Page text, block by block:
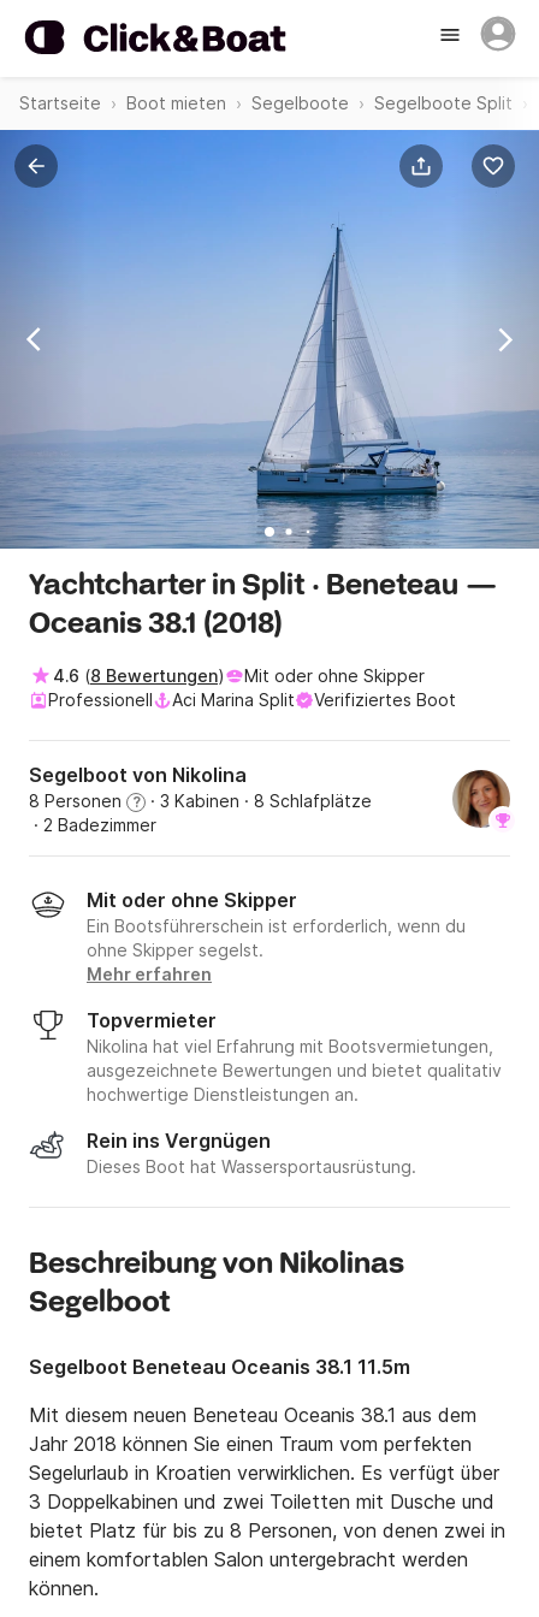
Startseite Boot mieten Segelboote Segelboote Split
Yachtcharter in Split · Beneteau —
Oceanis 38.1 (2018)
4.6 (8 Bewertungen)
Mit oder ohne Skipper
Professionell
Aci Marina Split Verifiziertes Boot
Segelboot von Nikolina
8 Personen ? · 3 Kabinen · 8 Schlafplätze
· 2 Badezimmer
Mit oder ohne Skipper
Ein Bootsführerschein ist erforderlich, wenn du
ohne Skipper segelst.
Mehr erfahren
Topvermieter
Nikolina hat viel Erfahrung mit Bootsvermietungen,
ausgezeichnete Bewertungen und bietet qualitativ
hochwertige Dienstleistungen an.
Rein ins Vergnügen
Dieses Boot hat Wassersportausrüstung.
Beschreibung von Nikolinas
Segelboot
Segelboot Beneteau Oceanis 38.1 11.5m
Mit diesem neuen Beneteau Oceanis 38.1 aus dem
Jahr 2018 können Sie einen Traum vom perfekten
Segelurlaub in Kroatien verwirklichen. Es verfügt über
3 Doppelkabinen und zwei Toiletten mit Dusche und
bietet Platz für bis zu 8 Personen, von denen zwei in
einem komfortablen Salon untergebracht werden
können.